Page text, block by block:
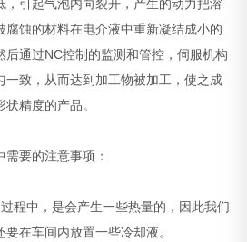
，引起气泡内向裂开，产生的动力把溶
腐蚀的材料在电介液中重新凝结成小的
后通过NC控制的监测和管控，伺服机构
一致，从而达到加工物被加工，使之成
精度的产品。
要的注意事项：
中，是会产生一些热量的，因此我们
在车间内放置一些冷却液。